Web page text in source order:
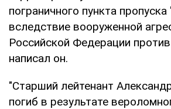
пограничного пункта
вследствие вооруженной
Российской Федерации
написал он.
"Старший лейтенант
погиб в результате